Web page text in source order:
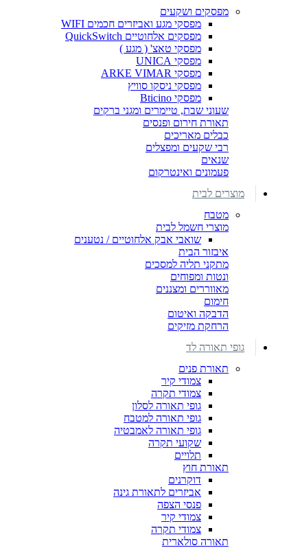
מפסקים ושקעים
מפסקי מגע ואביזרים חכמים WIFI
מפסקים אלחוטיים QuickSwitch
מפסקי טאצ' ( מגע )
מפסקי UNICA
מפסקי ARKE VIMAR
מפסקי ניסקו סוויץ
מפסקי Bticino
שעוני שבת, טיימרים ומגני ברקים
תאורת חירום ופנסים
כבלים מאריכים
רבי שקעים ומפצלים
שנאים
פעמונים ואינטרקום
מוצרים לבית
מטבח
מוצרי חשמל לבית
שואבי אבק אלחוטיים / נטענים
איבזור הבית
מתקני תליה למסכים
ונטות ומפוחים
מאווררים ומצננים
חימום
הדבקה ואיטום
הרחקת מזיקים
גופי תאורה לד
תאורת פנים
צמודי קיר
צמודי תקרה
גופי תאורה לסלון
גופי תאורה למטבח
גופי תאורה לאמבטיה
שקועי תקרה
תלויים
תאורת חוץ
דוקרנים
אביזרים לתאורת גינה
פנסי הצפה
צמודי קיר
צמודי תקרה
תאורה סולארית